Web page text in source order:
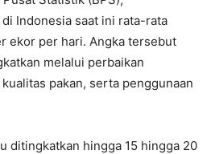
Indonesia saat ini rata-rata
ekor per hari. Angka tersebut
melalui perbaikan
pakan, serta penggunaan
ditingkatkan hingga 15 hingga 20